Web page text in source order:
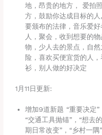
地，昂贵的地方， 爱拍
方，鼓励你达成目标的
要颁布的法律，音乐爱
人，聚会，收到想要的
物，少人去的景点，自
险，喜欢买便宜货的人
衫，别人做的好决定
1月11日更新:
增加9道新题 “重要决定”
“交通工具抛锚”，“想去
期日常改变”，“乡村一